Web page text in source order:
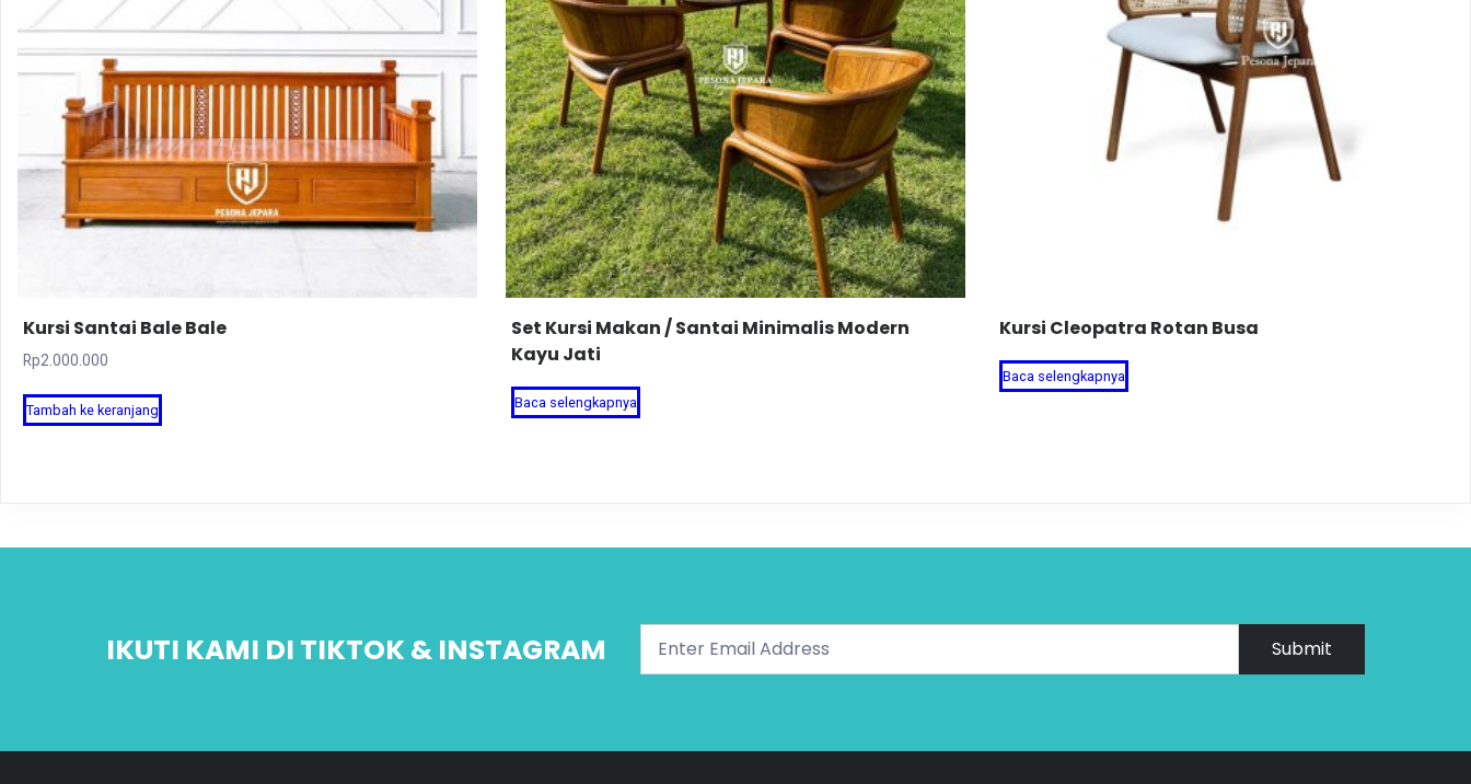
Kursi Santai Bale Bale
Rp2.000.000
Tambah ke keranjang
Set Kursi Makan / Santai Minimalis Modern
Kayu Jati
Baca selengkapnya
Kursi Cleopatra Rotan Busa
Baca selengkapnya
IKUTI KAMI DI TIKTOK & INSTAGRAM Submit